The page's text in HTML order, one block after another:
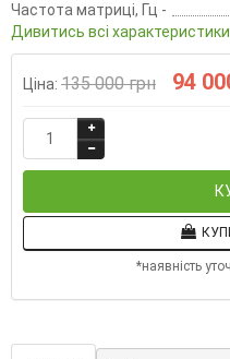
Частота матриці, Гц -
Дивитись всі характеристики
Ціна: 135 000 грн 94
*наявність